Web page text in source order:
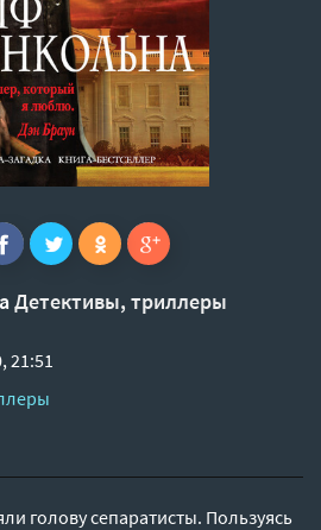
Детективы, триллеры
21:51
голову сепаратисты. Пользуясь